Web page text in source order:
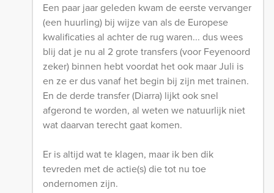
Een paar jaar geleden kwam de eerste vervanger
(een huurling) bij wijze van als de Europese
kwalificaties al achter de rug waren... dus wees
blij dat je nu al 2 grote transfers (voor Feyenoord
zeker) binnen hebt voordat het ook maar Juli is
en ze er dus vanaf het begin bij zijn met trainen.
En de derde transfer (Diarra) lijkt ook snel
afgerond te worden, al weten we natuurlijk niet
wat daarvan terecht gaat komen.
Er is altijd wat te klagen, maar ik ben dik
tevreden met de actie(s) die tot nu toe
ondernomen zijn.